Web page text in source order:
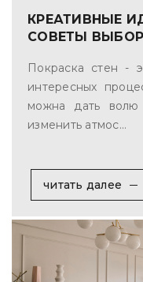
КРЕАТИВНЫЕ
СОВЕТЫ
Покраска стен -
интересных
можна дать
изменить атмос...
читать далее